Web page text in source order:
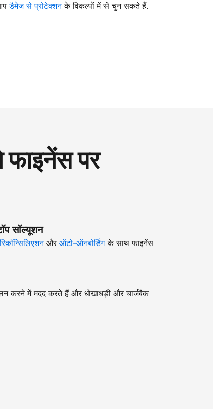
डैमेज से प्रोटेक्शनके विकल्पों में से चुन सकते हैं.
पर
सॉल्यूशन
रिकॉन्सिलिएशनऔर ऑटो-ऑनबोर्डिंगके साथ फाइनेंस
करने में मदद करते हैं और धोखाधड़ी और चार्जबैक